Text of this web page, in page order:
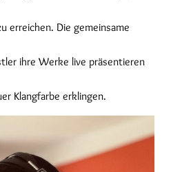
erreichen. Die gemeinsame
ihre Werke live präsentieren
Klangfarbe erklingen.